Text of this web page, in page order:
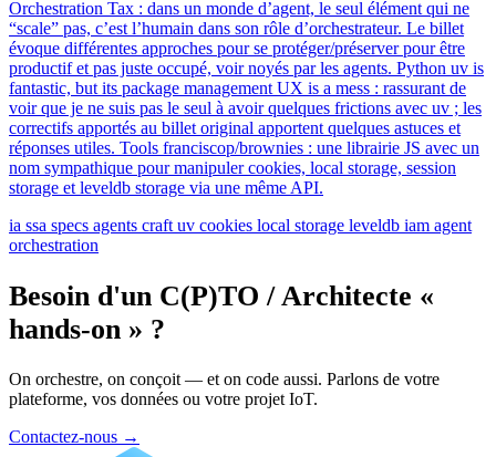
Orchestration Tax : dans un monde d’agent, le seul élément qui ne
“scale” pas, c’est l’humain dans son rôle d’orchestrateur. Le billet
évoque différentes approches pour se protéger/préserver pour être
productif et pas juste occupé, voir noyés par les agents. Python uv is
fantastic, but its package management UX is a mess : rassurant de
voir que je ne suis pas le seul à avoir quelques frictions avec uv ; les
correctifs apportés au billet original apportent quelques astuces et
réponses utiles. Tools franciscop/brownies : une librairie JS avec un
nom sympathique pour manipuler cookies, local storage, session
storage et leveldb storage via une même API.
ia ssa specs agents craft uv cookies local storage leveldb iam agent
orchestration
Besoin d'un C(P)TO / Architecte «
hands-on » ?
On orchestre, on conçoit — et on code aussi. Parlons de votre
plateforme, vos données ou votre projet IoT.
Contactez-nous →